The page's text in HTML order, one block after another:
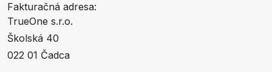
Fakturačná adresa:
TrueOne s.r.o.
Školská 40
022 01 Čadca